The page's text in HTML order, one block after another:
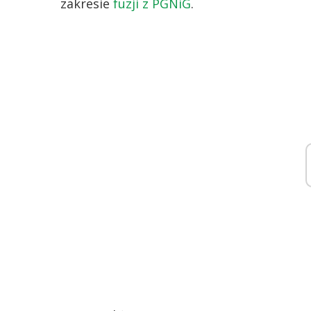
zakresie fuzji z PGNiG.